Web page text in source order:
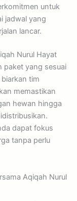
untuk
jadwal yang
lancar.
Nurul Hayat
paket yang sesuai
tim
memastikan
hewan hingga
dapat fokus
tanpa perlu
Aqiqah Nurul